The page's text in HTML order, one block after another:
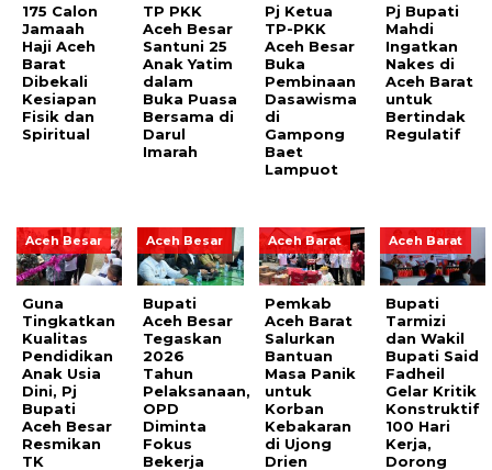
175 Calon
Jamaah
Haji Aceh
Barat
Dibekali
Kesiapan
Fisik dan
Spiritual
TP PKK
Aceh Besar
Santuni 25
Anak Yatim
dalam
Buka Puasa
Bersama di
Darul
Imarah
Pj Ketua
TP-PKK
Aceh Besar
Buka
Pembinaan
Dasawisma
di
Gampong
Baet
Lampuot
Pj Bupati
Mahdi
Ingatkan
Nakes di
Aceh Barat
untuk
Bertindak
Regulatif
Aceh Besar
Guna
Tingkatkan
Kualitas
Pendidikan
Anak Usia
Dini, Pj
Bupati
Aceh Besar
Resmikan
TK
Aceh Besar
Bupati
Aceh Besar
Tegaskan
2026
Tahun
Pelaksanaan,
OPD
Diminta
Fokus
Bekerja
Aceh Barat
Pemkab
Aceh Barat
Salurkan
Bantuan
Masa Panik
untuk
Korban
Kebakaran
di Ujong
Drien
Aceh Barat
Bupati
Tarmizi
dan Wakil
Bupati Said
Fadheil
Gelar Kritik
Konstruktif
100 Hari
Kerja,
Dorong